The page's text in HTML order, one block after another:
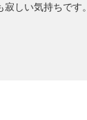
しい気持ちです。